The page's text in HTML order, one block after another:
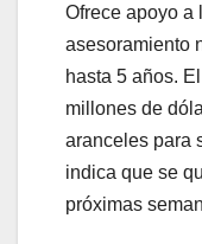
Ofrece apoyo a
asesoramiento
hasta 5 años.
millones de
aranceles para
indica que se
próximas